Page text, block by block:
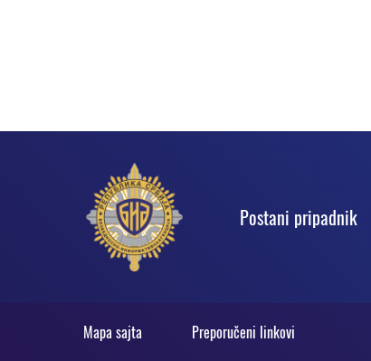
Podnožje
Postani pripadnik
Statičko
Mapa sajta Preporučeni linkovi